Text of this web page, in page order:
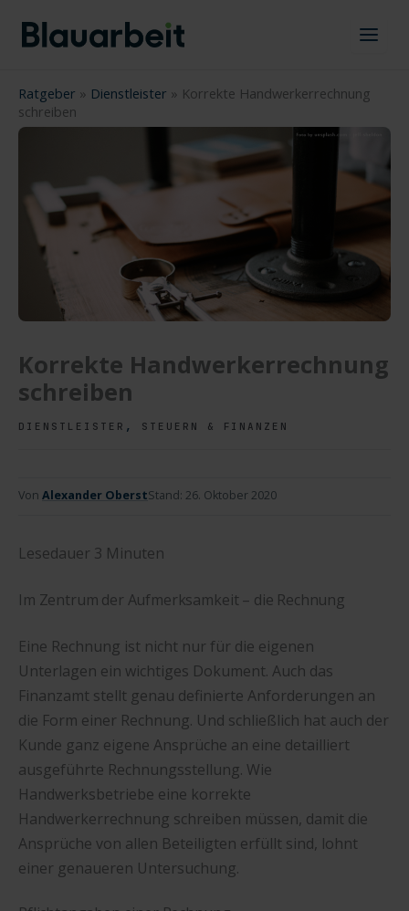
Inhalt
springen
Ratgeber » Dienstleister » Korrekte Handwerkerrechnung
schreiben
Korrekte Handwerkerrechnung
schreiben
DIENSTLEISTER , STEUERN & FINANZEN
Von Alexander OberstStand: 26. Oktober 2020
Lesedauer 3 Minuten
Im Zentrum der Aufmerksamkeit – die Rechnung
Eine Rechnung ist nicht nur für die eigenen
Unterlagen ein wichtiges Dokument. Auch das
Finanzamt stellt genau definierte Anforderungen an
die Form einer Rechnung. Und schließlich hat auch der
Kunde ganz eigene Ansprüche an eine detailliert
ausgeführte Rechnungsstellung. Wie
Handwerksbetriebe eine korrekte
Handwerkerrechnung schreiben müssen, damit die
Ansprüche von allen Beteiligten erfüllt sind, lohnt
einer genaueren Untersuchung.